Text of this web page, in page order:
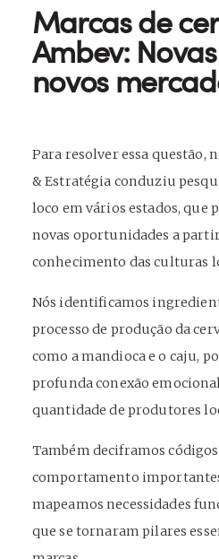
Marcas de
Ambev:
novos
Para resolver essa questão,
& Estratégia conduziu
loco em vários estados, que
novas oportunidades a
conhecimento das culturas
Nós identificamos
processo de produção da
como a mandioca e o caju,
profunda conexão
quantidade de produtores
Também deciframos
comportamento
mapeamos necessidades
que se tornaram pilares